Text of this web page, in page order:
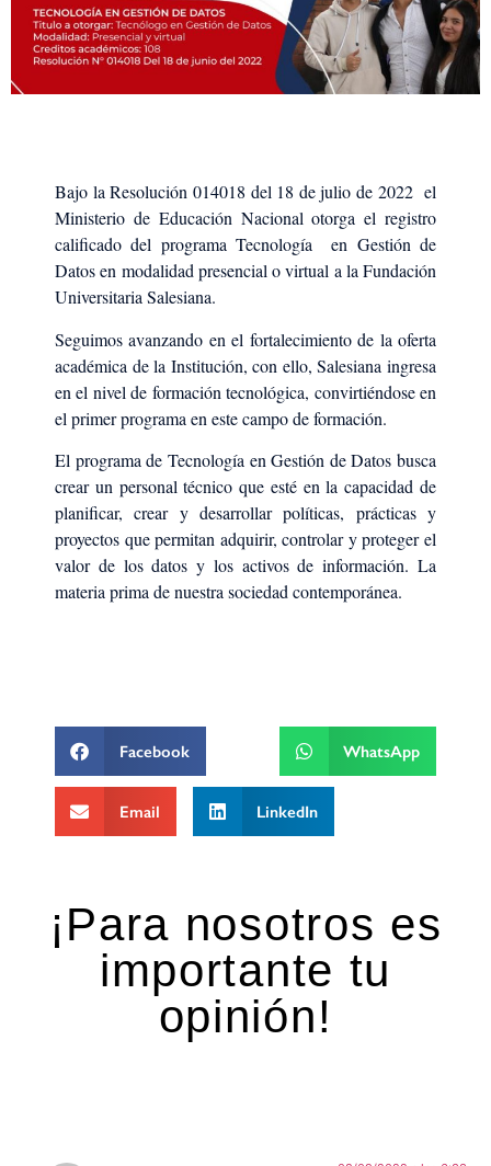
Bajo la Resolución 014018 del 18 de julio de 2022 el
Ministerio de Educación Nacional otorga el registro
calificado del programa Tecnología en Gestión de
Datos en modalidad presencial o virtual a la Fundación
Universitaria Salesiana.
Seguimos avanzando en el fortalecimiento de la oferta
académica de la Institución, con ello, Salesiana ingresa
en el nivel de formación tecnológica, convirtiéndose en
el primer programa en este campo de formación.
El programa de Tecnología en Gestión de Datos busca
crear un personal técnico que esté en la capacidad de
planificar, crear y desarrollar políticas, prácticas y
proyectos que permitan adquirir, controlar y proteger el
valor de los datos y los activos de información. La
materia prima de nuestra sociedad contemporánea.
Facebook WhatsApp
Email LinkedIn
¡Para nosotros es
importante tu
opinión!